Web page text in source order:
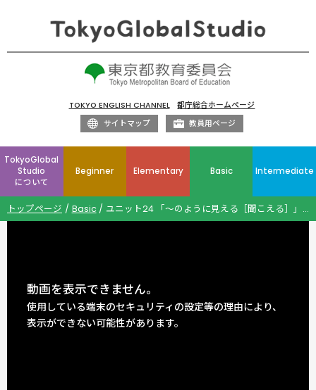
TOKYO ENGLISH CHANNEL
都庁総合ホームページ
サイトマップ
教員用ページ
TokyoGlobal
Studio
について
Beginner Elementary Basic Intermediate
トップページ Basic ユニット24 「～のように見える［聞こえる］」などを伝えよう look, sound, become, get
動画を表示できません。
使用している端末のセキュリティの設定等の理由により、
表示ができない可能性があります。